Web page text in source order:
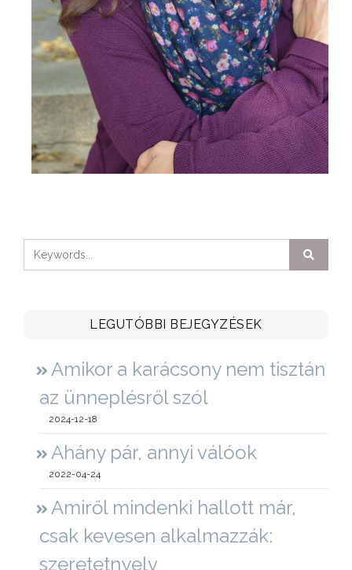
LEGUTÓBBI BEJEGYZÉSEK
Amikor a karácsony nem tisztán
az ünneplésről szól
2024-12-18
Ahány pár, annyi válóok
2022-04-24
Amiről mindenki hallott már,
csak kevesen alkalmazzák:
szeretetnyelv